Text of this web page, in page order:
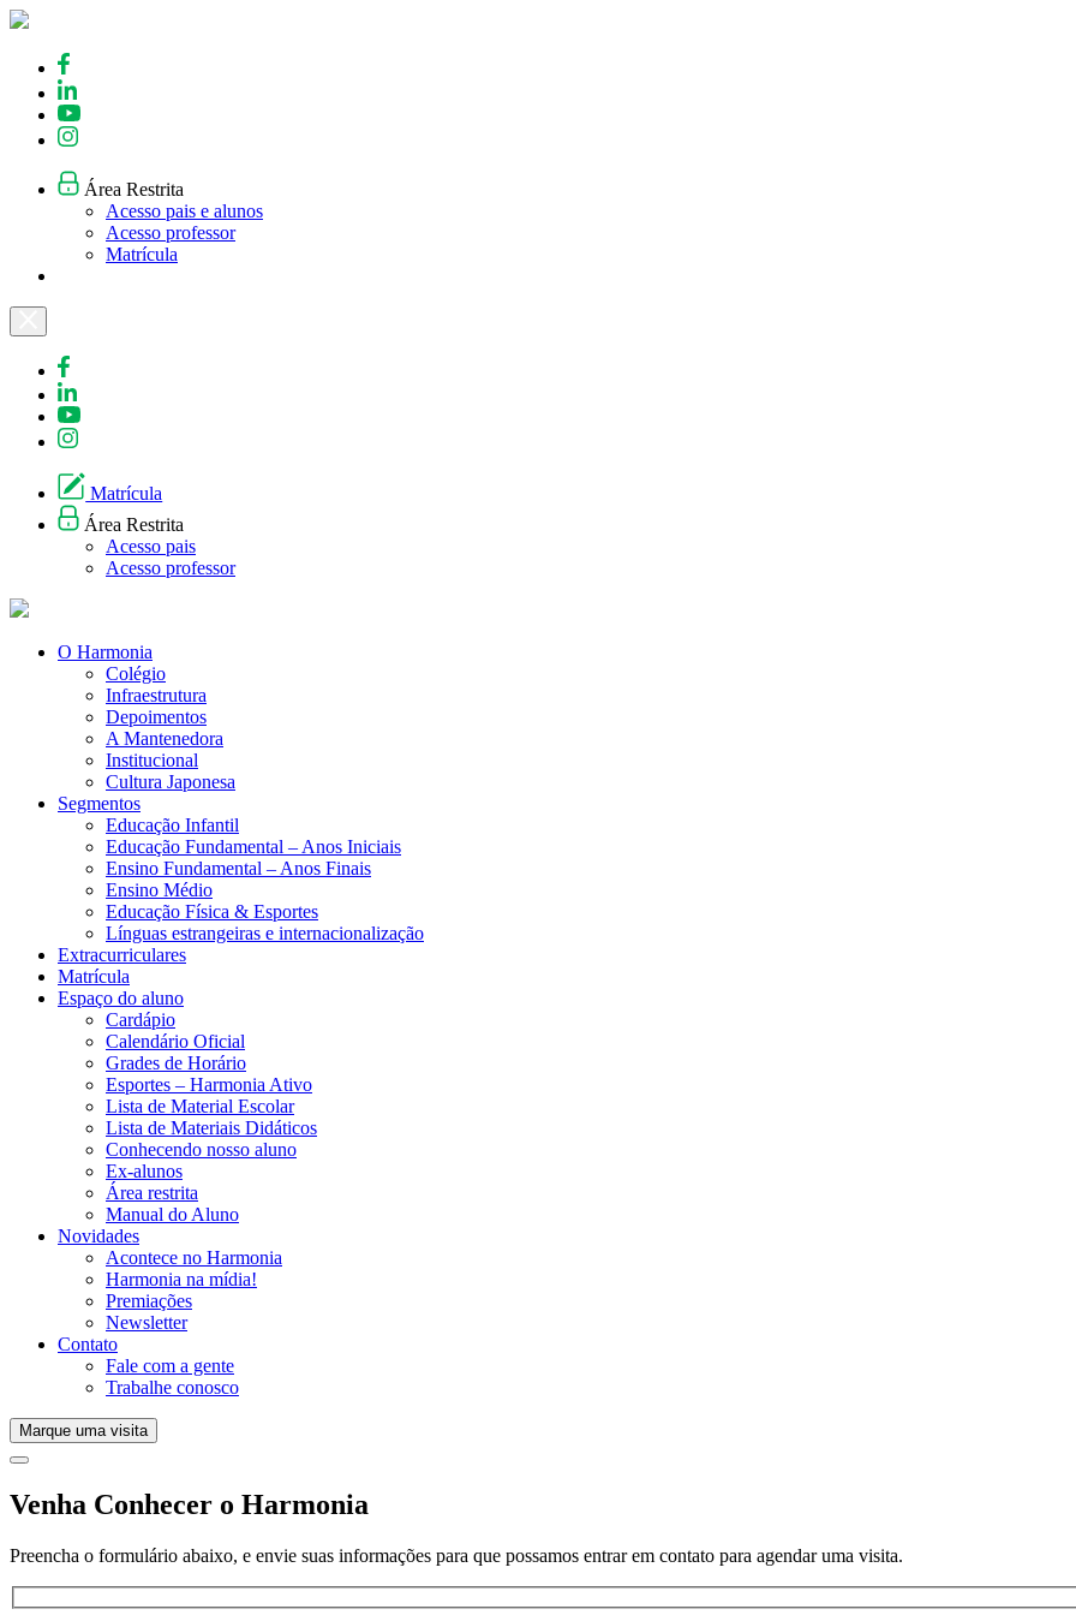
Skip
content
Área Restrita
Acesso pais e alunos
Acesso professor
Matrícula
Matrícula
Área Restrita
Acesso pais
Acesso professor
O Harmonia
Colégio
Infraestrutura
Depoimentos
A Mantenedora
Institucional
Cultura Japonesa
Segmentos
Educação Infantil
Educação Fundamental – Anos Iniciais
Ensino Fundamental – Anos Finais
Ensino Médio
Educação Física & Esportes
Línguas estrangeiras e internacionalização
Extracurriculares
Matrícula
Espaço do aluno
Cardápio
Calendário Oficial
Grades de Horário
Esportes – Harmonia Ativo
Lista de Material Escolar
Lista de Materiais Didáticos
Conhecendo nosso aluno
Ex-alunos
Área restrita
Manual do Aluno
Novidades
Acontece no Harmonia
Harmonia na mídia!
Premiações
Newsletter
Contato
Fale com a gente
Trabalhe conosco
Marque uma visita
Venha Conhecer o Harmonia
Preencha o formulário abaixo, e envie suas informações para que possamos entrar em contato para agendar uma visita.